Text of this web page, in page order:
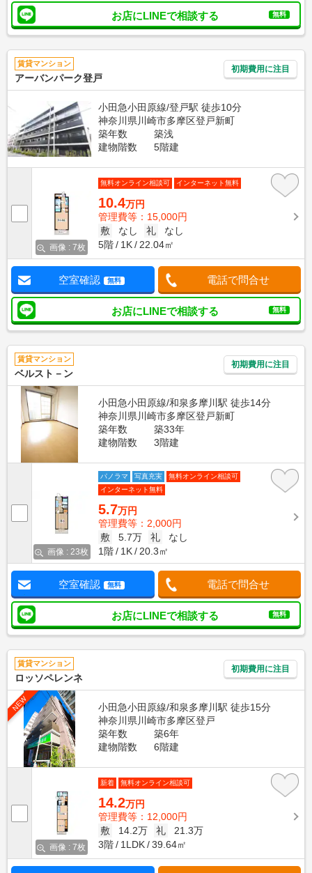
お店にLINEで相談する 無料
賃貸マンション
アーバンパーク登戸
初期費用に注目
小田急小田原線/登戸駅 徒歩10分
神奈川県川崎市多摩区登戸新町
築年数
築浅
建物階数
5階建
画像 : 7枚
無料オンライン相談可 インターネット無料
10.4万円
管理費等：15,000円
敷
なし 礼
なし
5階
1K 22.04㎡
空室確認 無料 電話で問合せ
お店にLINEで相談する 無料
賃貸マンション
ベルスト－ン
初期費用に注目
小田急小田原線/和泉多摩川駅 徒歩14分
神奈川県川崎市多摩区登戸新町
築年数
築33年
建物階数
3階建
画像 : 23枚
パノラマ 写真充実
無料オンライン相談可
インターネット無料
5.7万円
管理費等：2,000円
敷
5.7万 礼
なし
1階
1K 20.3㎡
空室確認 無料 電話で問合せ
お店にLINEで相談する 無料
賃貸マンション
ロッソペレンネ
初期費用に注目
NEW
小田急小田原線/和泉多摩川駅 徒歩15分
神奈川県川崎市多摩区登戸
築年数
築6年
建物階数
6階建
画像 : 7枚
新着 無料オンライン相談可
14.2万円
管理費等：12,000円
敷
14.2万 礼
21.3万
3階
1LDK 39.64㎡